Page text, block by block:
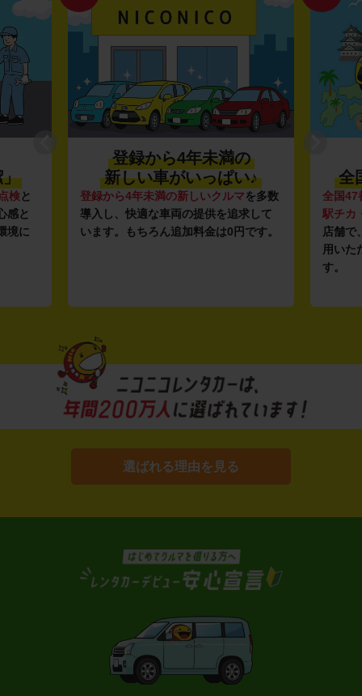
」
検と
感と
境に
登録から4年未満の
新しい車がいっぱい♪
登録から4年未満の新しいクルマを多数
導入し、快適な車両の提供を追求して
います。もちろん追加料金は0円です。
全
全国47
駅チカ
店舗で
用いた
す。
選ばれる理由を見る